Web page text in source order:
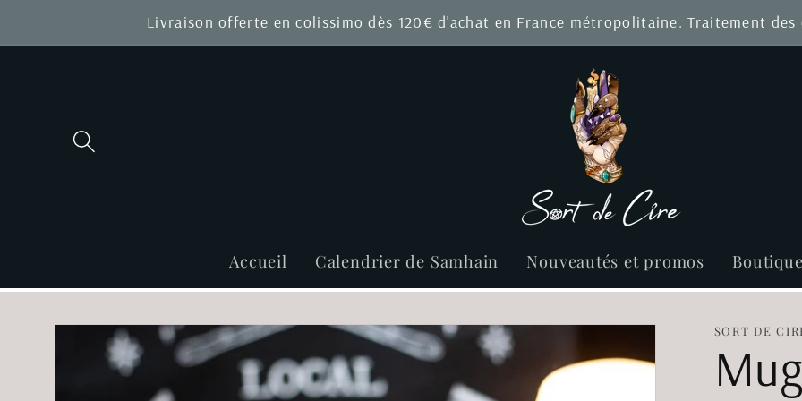
au
Livraison offerte en colissimo dès 120€ d'achat en France métropolitaine. Traitement des
Accueil Calendrier de Samhain Nouveautés et promos Boutique
Passer aux
informations
produits
SORT DE